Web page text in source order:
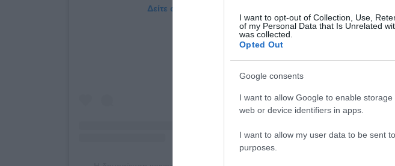
I want to opt-out of Collection, Use,
of my Personal Data that Is Unrelated
was collected.
Opted Out
Google consents
I want to allow Google to enable
web or device identifiers in apps.
I want to allow my user data to be sent
purposes.
Δείτε αυτή τη δημοσίευση στο Instagram.